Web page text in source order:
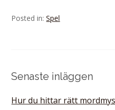
Posted in:Spel
Senaste inläggen
Hur du hittar rätt